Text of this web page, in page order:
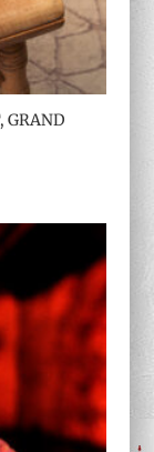
GRAND